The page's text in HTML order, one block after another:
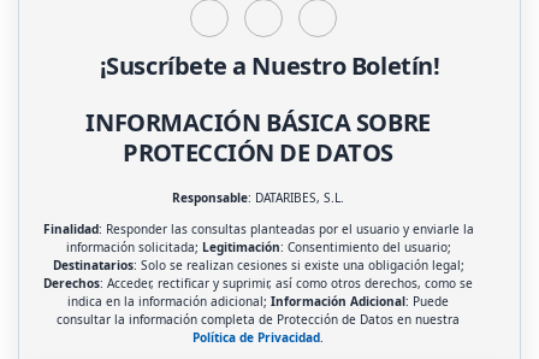
¡Suscríbete a Nuestro Boletín!
INFORMACIÓN BÁSICA SOBRE
PROTECCIÓN DE DATOS
Responsable: DATARIBES, S.L.
Finalidad: Responder las consultas planteadas por el usuario y enviarle la
información solicitada; Legitimación: Consentimiento del usuario;
Destinatarios: Solo se realizan cesiones si existe una obligación legal;
Derechos: Acceder, rectificar y suprimir, así como otros derechos, como se
indica en la información adicional;Información Adicional: Puede
consultar la información completa de Protección de Datos en nuestra
Política de Privacidad